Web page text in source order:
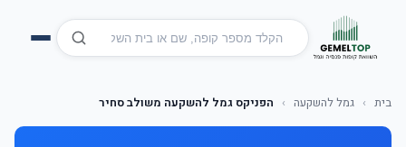
בית › גמל להשקעה › הפניקס גמל להשקעה משולב סחיר